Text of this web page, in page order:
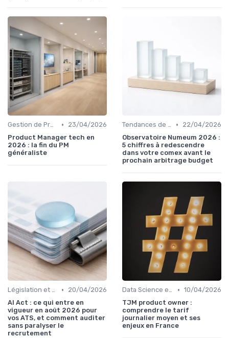
Gestion de Projet et Product Management •
23/04/2026
Product Manager tech en
2026 : la fin du PM
généraliste
Tendances de l'Emploi dans le Digital •
22/04/2026
Observatoire Numeum 2026 :
5 chiffres à redescendre
dans votre comex avant le
prochain arbitrage budget
Législation et Conformité en Recrutement •
20/04/2026
AI Act : ce qui entre en
vigueur en août 2026 pour
vos ATS, et comment auditer
sans paralyser le
recrutement
Data Science et Analytique • 10/04/2026
TJM product owner :
comprendre le tarif
journalier moyen et ses
enjeux en France